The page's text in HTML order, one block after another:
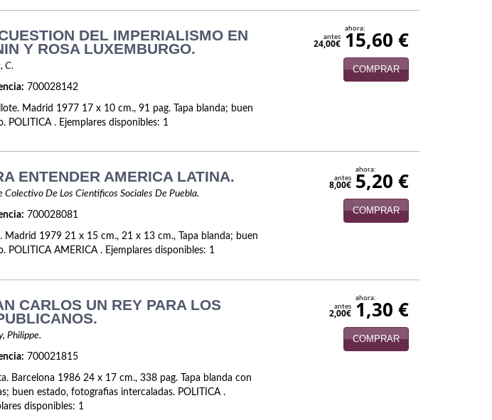
DEL IMPERIALISMO EN
Y ROSA LUXEMBURGO.
C.
700028142
Madrid 1977 17 x 10 cm., 91 pag. Tapa blanda; buen
POLITICA . Ejemplares disponibles: 1
antes
24,00€
ahora:
15,60 €
COMPRAR
ENTENDER AMERICA LATINA.
Colectivo De Los Cientificos Sociales De Puebla.
700028081
Madrid 1979 21 x 15 cm., 21 x 13 cm., Tapa blanda; buen
POLITICA AMERICA . Ejemplares disponibles: 1
antes
8,00€
ahora:
5,20 €
COMPRAR
CARLOS UN REY PARA LOS
Philippe.
700021815
Barcelona 1986 24 x 17 cm., 338 pag. Tapa blanda con
buen estado, fotografias intercaladas. POLITICA .
disponibles: 1
antes
2,00€
ahora:
1,30 €
COMPRAR